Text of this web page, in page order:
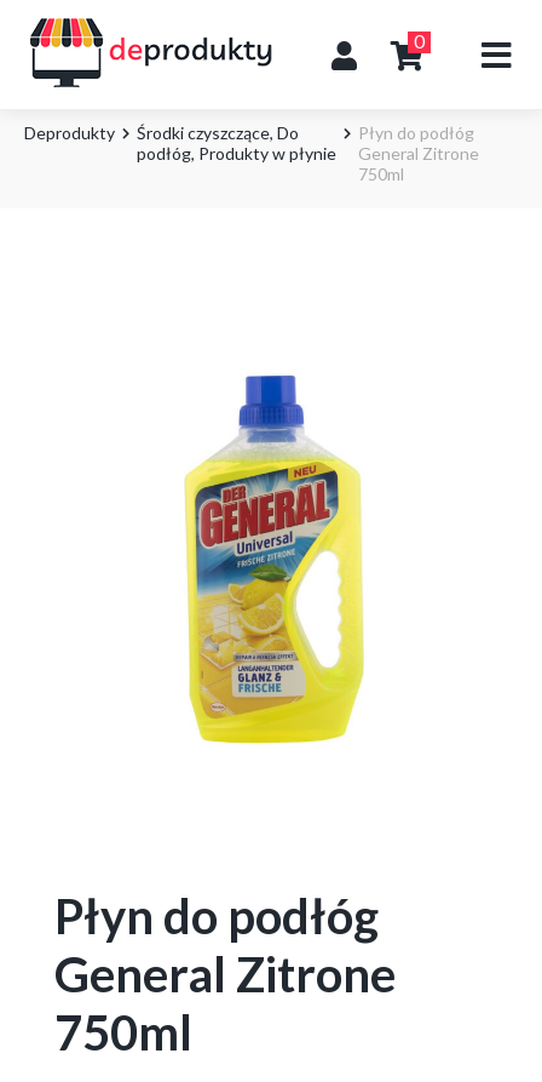
0
Deprodukty Środki czyszczące, Do
podłóg, Produkty w płynie
Płyn do podłóg
General Zitrone
750ml
Płyn do podłóg
General Zitrone
750ml